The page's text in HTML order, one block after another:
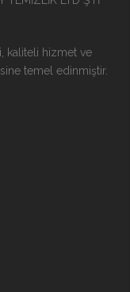
kaliteli hizmet ve
temel edinmiştir.